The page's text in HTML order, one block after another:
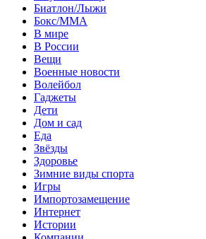
Биатлон/Лыжи
Бокс/MMA
В мире
В России
Вещи
Военные новости
Волейбол
Гаджеты
Дети
Дом и сад
Еда
Звёзды
Здоровье
Зимние виды спорта
Игры
Импортозамещение
Интернет
Истории